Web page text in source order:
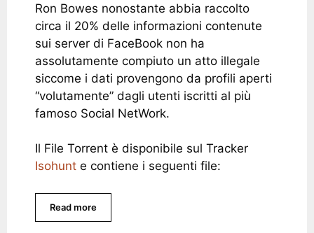
Ron Bowes nonostante abbia raccolto
circa il 20% delle informazioni contenute
sui server di FaceBook non ha
assolutamente compiuto un atto illegale
siccome i dati provengono da profili aperti
“volutamente” dagli utenti iscritti al più
famoso Social NetWork.
Il File Torrent è disponibile sul Tracker
Isohunt e contiene i seguenti file:
Read more